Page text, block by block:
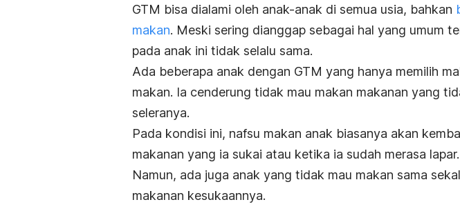
GTM bisa dialami oleh anak-anak di semua usia, bahkan
makan. Meski sering dianggap sebagai hal yang umum
pada anak ini tidak selalu sama.
Ada beberapa anak dengan GTM yang hanya memilih
makan. Ia cenderung tidak mau makan makanan yang
seleranya.
Pada kondisi ini, nafsu makan anak biasanya akan
makanan yang ia sukai atau ketika ia sudah merasa lapar.
Namun, ada juga anak yang tidak mau makan sama
makanan kesukaannya.